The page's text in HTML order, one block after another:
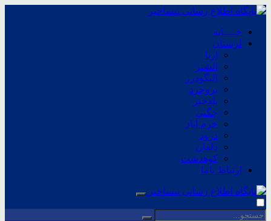
خــــانه
لرستان
ازنا
الشتر
الیگودرز
بروجرد
پلدختر
چگنی
خرم آباد
درود
دلفان
کوهدشت
ارتباط باما